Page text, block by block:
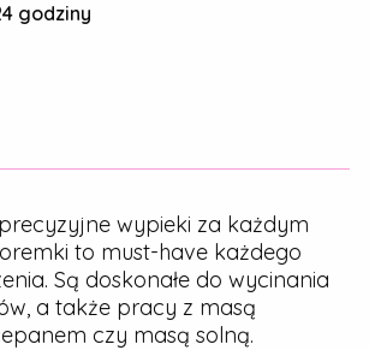
godziny
wypieki za każdym
to must-have każdego
Są doskonałe do wycinania
a także pracy z masą
czy masą solną.